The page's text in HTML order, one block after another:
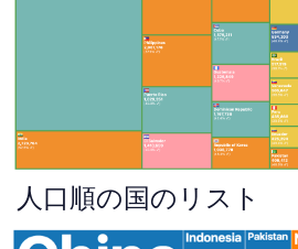
人口順の国のリスト